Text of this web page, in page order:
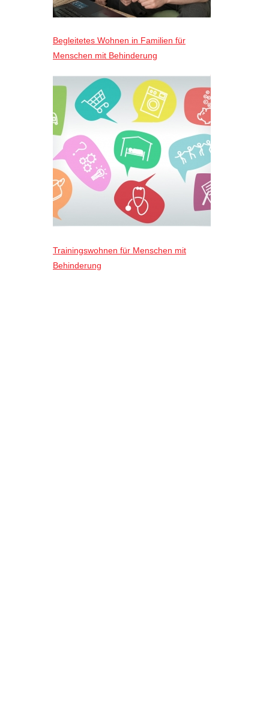
Begleitetes Wohnen in Familien für
Menschen mit Behinderung
Trainingswohnen für Menschen mit
Behinderung